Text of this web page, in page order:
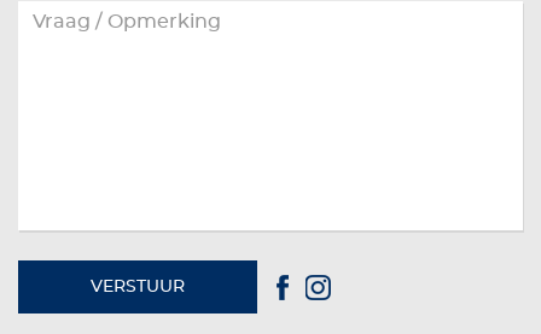
VERSTUUR